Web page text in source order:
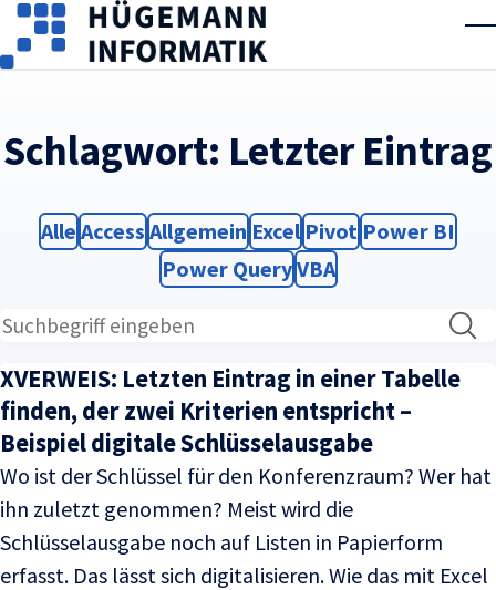
Skip to main content
Schlagwort: Letzter Eintrag
Filter
Alle Filter
Access Filter
Allgemein Filter
Excel Filter
Pivot Filter
Power BI
Filter
Power QueryFilter
VBA
XVERWEIS: Letzten Eintrag in einer Tabelle
finden, der zwei Kriterien entspricht –
Beispiel digitale Schlüsselausgabe
Wo ist der Schlüssel für den Konferenzraum? Wer hat
ihn zuletzt genommen? Meist wird die
Schlüsselausgabe noch auf Listen in Papierform
erfasst. Das lässt sich digitalisieren. Wie das mit Excel